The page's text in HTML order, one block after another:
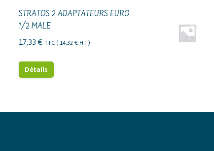
STRATOS 2 ADAPTATEURS EURO
1/2 MALE
17,33 € TTC ( 14,32 €HT )
Détails